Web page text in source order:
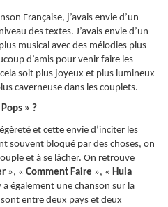
Française, j’avais envie d’un
des textes. J’avais envie d’un
musical avec des mélodies plus
d’amis pour venir faire les
soit plus joyeux et plus lumineux
caverneuse dans les couplets.
» ?
et cette envie d’inciter les
souvent bloqué par des choses, on
et à se lâcher. On retrouve
», « Comment Faire », « Hula
a également une chanson sur la
entre deux pays et deux